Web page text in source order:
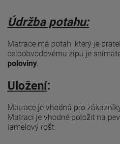
Údržba potahu:
Matrace má potah, který je
celoobvodovému zipu je
poloviny.
Uložení:
Matrace je vhodná pro
Matraci je vhodné položit na
lamelový rošt.